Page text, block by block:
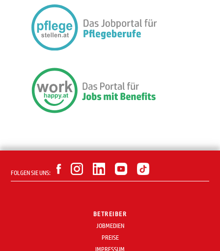
FOLGEN SIE UNS:
BETREIBER
JOBMEDIEN
PREISE
IMPRESSUM